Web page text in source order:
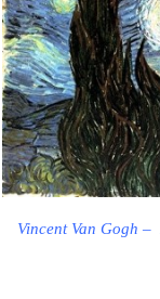
Vincent Van Gogh –